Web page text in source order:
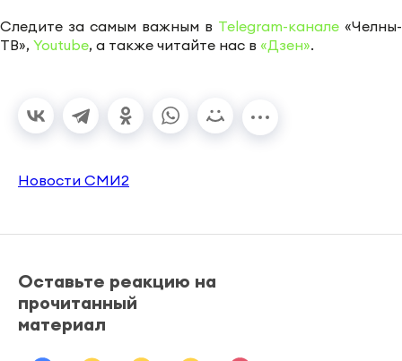
Следите за самым важным в Telegram-канале «Челны-
ТВ», Youtube, а также читайте нас в «Дзен».
Новости СМИ2
Оставьте реакцию на
прочитанный
материал